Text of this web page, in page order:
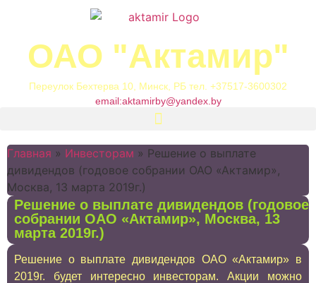
ОАО "Актамир"
Переулок Бехтерва 10, Минск, РБ тел. +37517-3600302
email:aktamirby@yandex.by
Главная » Инвесторам » Решение о выплате
дивидендов (годовое собрании ОАО «Актамир»,
Москва, 13 марта 2019г.)
Решение о выплате дивидендов (годовое
собрании ОАО «Актамир», Москва, 13
марта 2019г.)
Решение о выплате дивидендов ОАО «Актамир» в
2019г. будет интересно инвесторам. Акции можно